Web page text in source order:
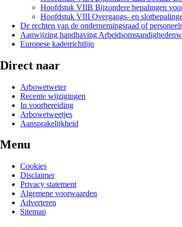
Hoofdstuk VIIB Bijzondere bepalingen
Hoofdstuk VIII Overgangs- en
De rechten van de ondernemingsraad of
Aanwijzing handhaving
Europese kaderrichtlijn
Direct naar
Arbowetweter
Recente wijzigingen
In voorbereiding
Arbowetweetjes
Aansprakelijkheid
Menu
Cookies
Disclaimer
Privacy statement
Algemene voorwaarden
Adverteren
Sitemap